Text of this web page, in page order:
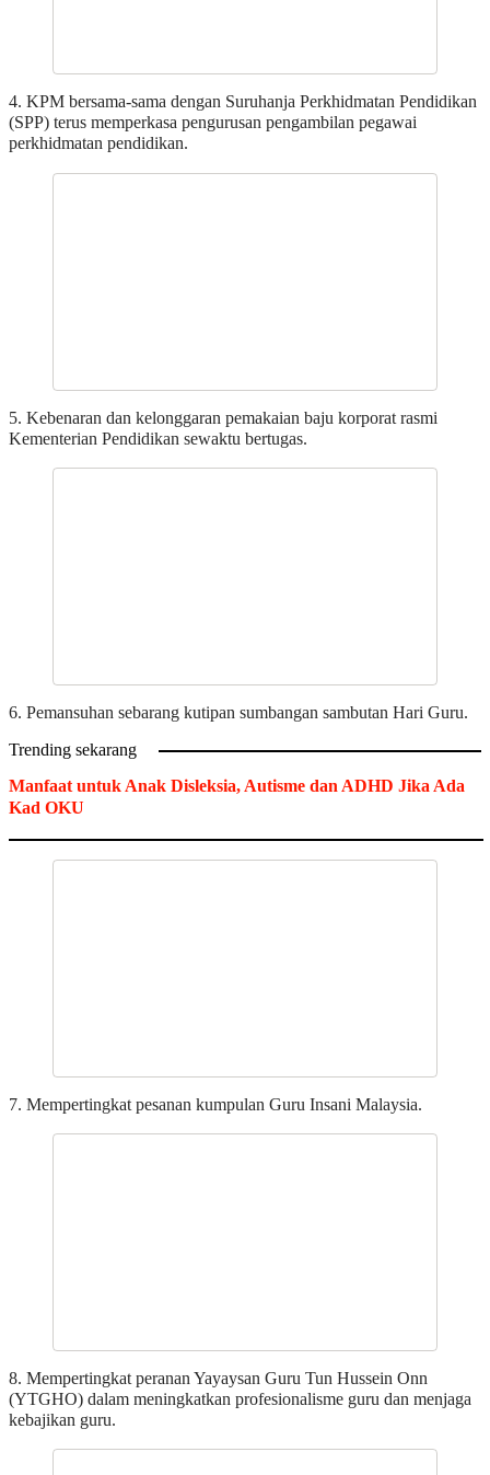
4. KPM bersama-sama dengan Suruhanja Perkhidmatan Pendidikan
(SPP) terus memperkasa pengurusan pengambilan pegawai
perkhidmatan pendidikan.
5. Kebenaran dan kelonggaran pemakaian baju korporat rasmi
Kementerian Pendidikan sewaktu bertugas.
6. Pemansuhan sebarang kutipan sumbangan sambutan Hari Guru.
Trending sekarang
Manfaat untuk Anak Disleksia, Autisme dan ADHD Jika Ada
Kad OKU
7. Mempertingkat pesanan kumpulan Guru Insani Malaysia.
8. Mempertingkat peranan Yayaysan Guru Tun Hussein Onn
(YTGHO) dalam meningkatkan profesionalisme guru dan menjaga
kebajikan guru.